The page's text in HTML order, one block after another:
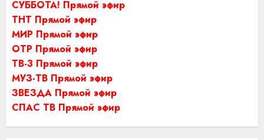
СУББОТА! Прямой эфир
ТНТ Прямой эфир
МИР Прямой эфир
ОТР Прямой эфир
ТВ-3 Прямой эфир
МУЗ-ТВ Прямой эфир
ЗВЕЗДА Прямой эфир
СПАС ТВ Прямой эфир